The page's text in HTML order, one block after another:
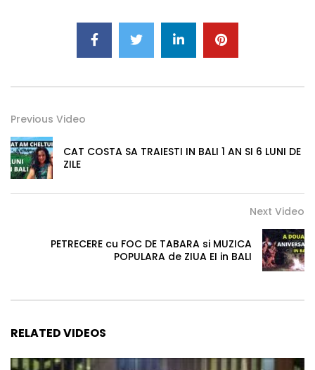
Previous Video
CAT COSTA SA TRAIESTI IN BALI 1 AN SI 6 LUNI DE
ZILE
Next Video
PETRECERE cu FOC DE TABARA si MUZICA
POPULARA de ZIUA EI in BALI
RELATED VIDEOS